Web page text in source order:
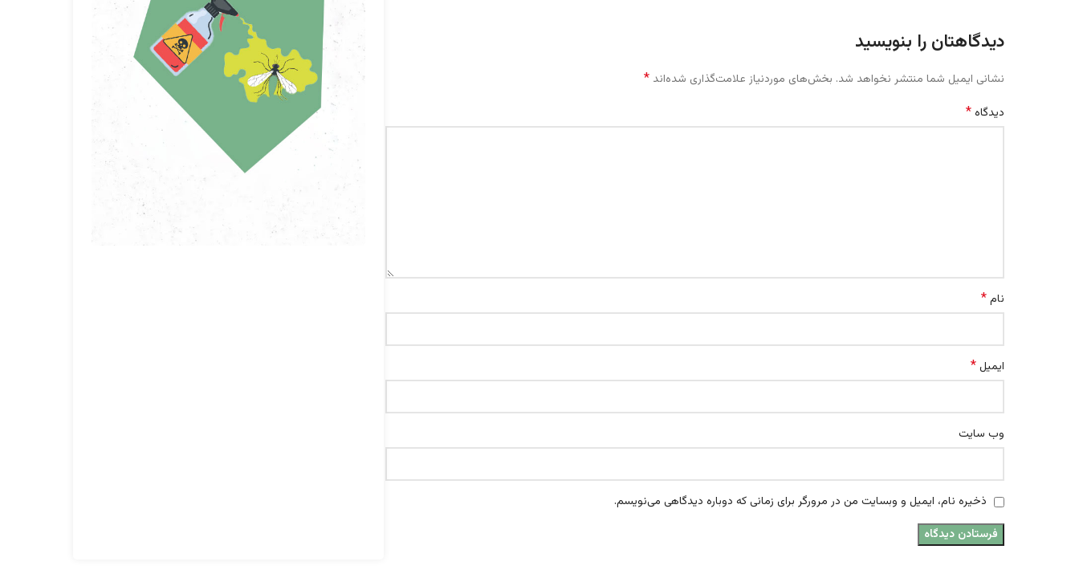
دیدگاهتان را بنویسید
نشانی ایمیل شما منتشر نخواهد شد. بخش‌های موردنیاز علامت‌گذاری شده‌اند *
دیدگاه*
نام*
ایمیل*
وب‌ سایت
ذخیره نام، ایمیل و وبسایت من در مرورگر برای زمانی که دوباره دیدگاهی می‌نویسم.